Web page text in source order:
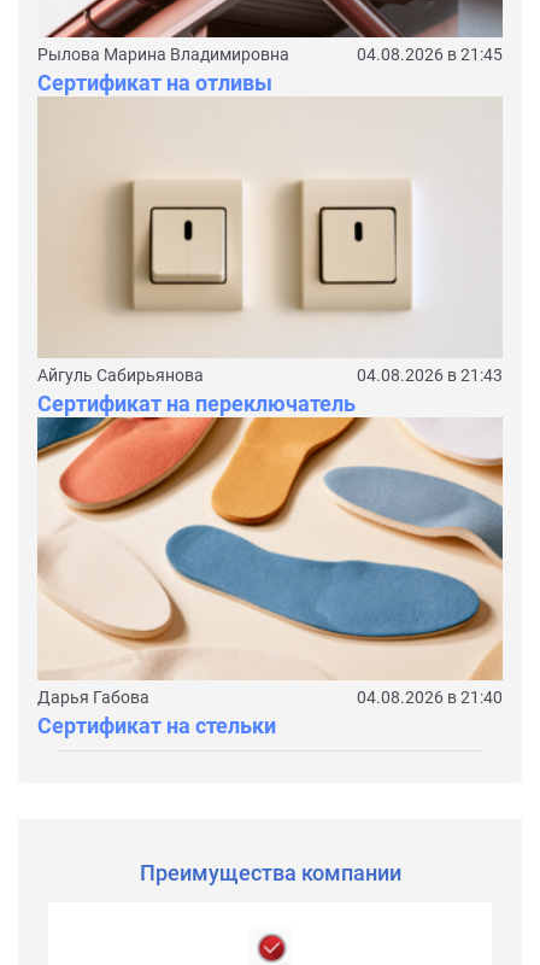
Рылова Марина Владимировна 04.08.2026 в 21:45
Сертификат на отливы
Айгуль Сабирьянова 04.08.2026 в 21:43
Сертификат на переключатель
Дарья Габова 04.08.2026 в 21:40
Сертификат на стельки
Преимущества компании